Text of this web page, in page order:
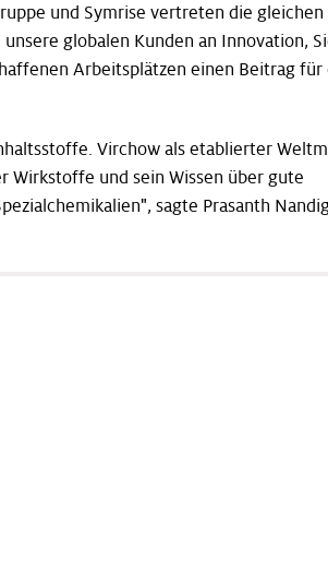
und Symrise vertreten die
globalen Kunden an Innovation,
Arbeitsplätzen einen Beitrag für
Virchow als etablierter
und sein Wissen über gute
sagte Prasanth